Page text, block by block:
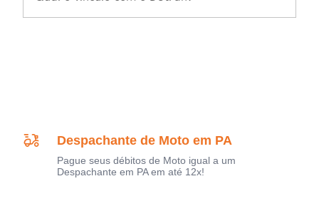
Despachante de Moto em PA
Pague seus débitos de Moto igual a um
Despachante em PA em até 12x!